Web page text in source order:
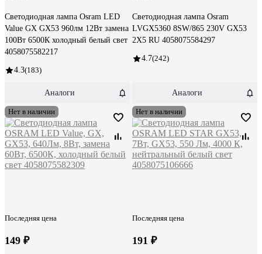
Светодиодная лампа Osram LED
Value GX GX53 960лм 12Вт замена
100Вт 6500К холодный белый свет
4058075582217
4.3(183)
Аналоги
Светодиодная лампа Osram
LVGX5360 8SW/865 230V GX53
2X5 RU 4058075584297
4.7(242)
Аналоги
Нет в наличии
Последняя цена
149 ₽
Нет в наличии
Последняя цена
191 ₽